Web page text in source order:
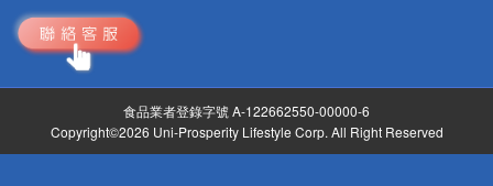
食品業者登錄字號 A-122662550-00000-6
Copyright©2026 Uni-Prosperity Lifestyle Corp. All Right Reserved